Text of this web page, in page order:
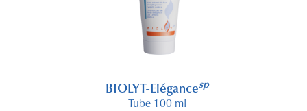
BIOLYT-Elégancesp
Tube 100 ml